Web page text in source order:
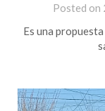
Posted on
Es una